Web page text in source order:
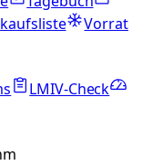
Vorrat
LMIV-Check